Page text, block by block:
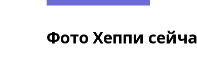
Фото Хеппи